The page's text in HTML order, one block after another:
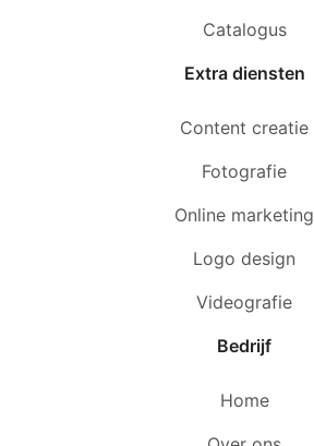
Catalogus
Extra diensten
Content creatie
Fotografie
Online marketing
Logo design
Videografie
Bedrijf
Home